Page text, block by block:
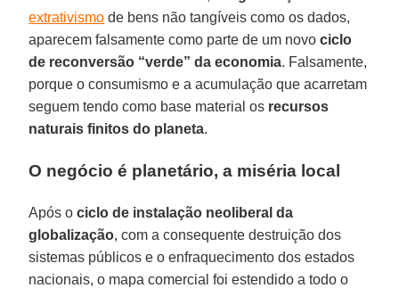
extrativismo de bens não tangíveis como os dados,
aparecem falsamente como parte de um novociclo
de reconversão “verde” da economia. Falsamente,
porque o consumismo e a acumulação que acarretam
seguem tendo como base material os recursos
naturais finitos do planeta.
O negócio é planetário, a miséria local
Após ociclo de instalação neoliberal da
globalização, com a consequente destruição dos
sistemas públicos e o enfraquecimento dos estados
nacionais, o mapa comercial foi estendido a todo o